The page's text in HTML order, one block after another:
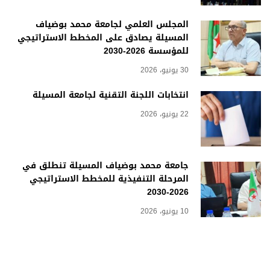
المجلس العلمي لجامعة محمد بوضياف
المسيلة يصادق على المخطط الاستراتيجي
للمؤسسة 2026-2030
30 يونيو، 2026
انتخابات اللجنة التقنية لجامعة المسيلة
22 يونيو، 2026
جامعة محمد بوضياف المسيلة تنطلق في
المرحلة التنفيذية للمخطط الاستراتيجي
2026-2030
10 يونيو، 2026